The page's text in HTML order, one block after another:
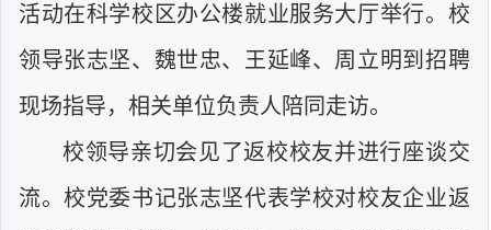
活动在科学校区办公楼就业服务大厅举行。校
领导张志坚、魏世忠、王延峰、周立明到招聘
现场指导，相关单位负责人陪同走访。
校领导亲切会见了返校校友并进行座谈交
流。校党委书记张志坚代表学校对校友企业返